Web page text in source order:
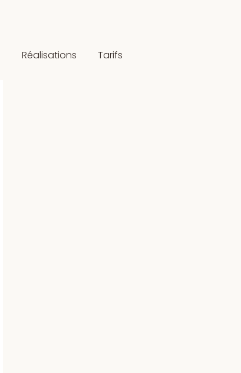
Réalisations Tarifs